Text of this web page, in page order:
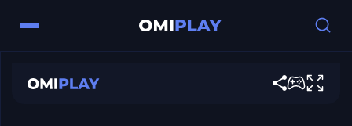
Skywire 2